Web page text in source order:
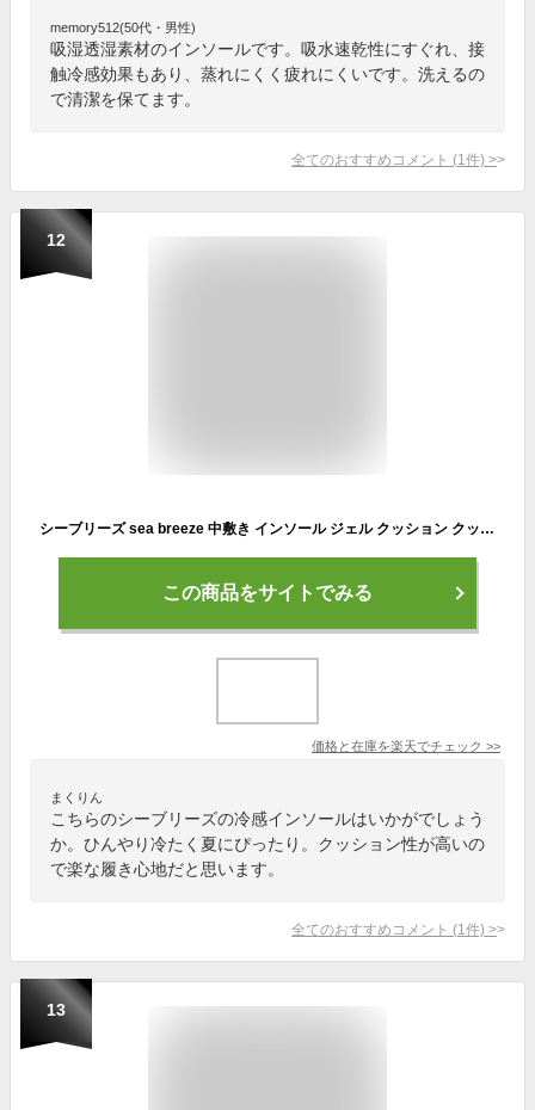
memory512(50代・男性)
吸湿透湿素材のインソールです。吸水速乾性にすぐれ、接
触冷感効果もあり、蒸れにくく疲れにくいです。洗えるの
で清潔を保てます。
全てのおすすめコメント (1 件) >
12
シーブリーズ sea breeze 中敷き インソール ジェル クッション クッション性 靴 サイズ調整 メンズ レディース 男性 女性 立ち仕事 冷感 冷感インソール 清涼感 ビジネス 営業 子供 子ども ジュニア ポイント消化 父の日
この商品をサイトでみる
価格と在庫を楽天でチェック >>
まくりん
こちらのシーブリーズの冷感インソールはいかがでしょう
か。ひんやり冷たく夏にぴったり。クッション性が高いの
で楽な履き心地だと思います。
全てのおすすめコメント (1 件) >
13